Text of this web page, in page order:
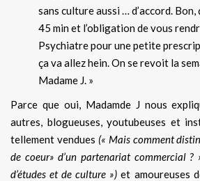
sans culture aussi … d’accord.
45 min et l’obligation de vous
Psychiatre pour une petite
ça va allez hein. On se revoit la
Madame J. »
Parce que oui, Madamde J nous
autres, blogueuses, youtubeuses et
tellement vendues (« Mais comment
de coeur» d’un partenariat commercial ?
d’études et de culture ») et amoureuses